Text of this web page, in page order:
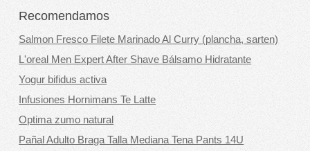
Recomendamos
Salmon Fresco Filete Marinado Al Curry (plancha, sarten)
L'oreal Men Expert After Shave Bálsamo Hidratante
Yogur bifidus activa
Infusiones Hornimans Te Latte
Optima zumo natural
Pañal Adulto Braga Talla Mediana Tena Pants 14U